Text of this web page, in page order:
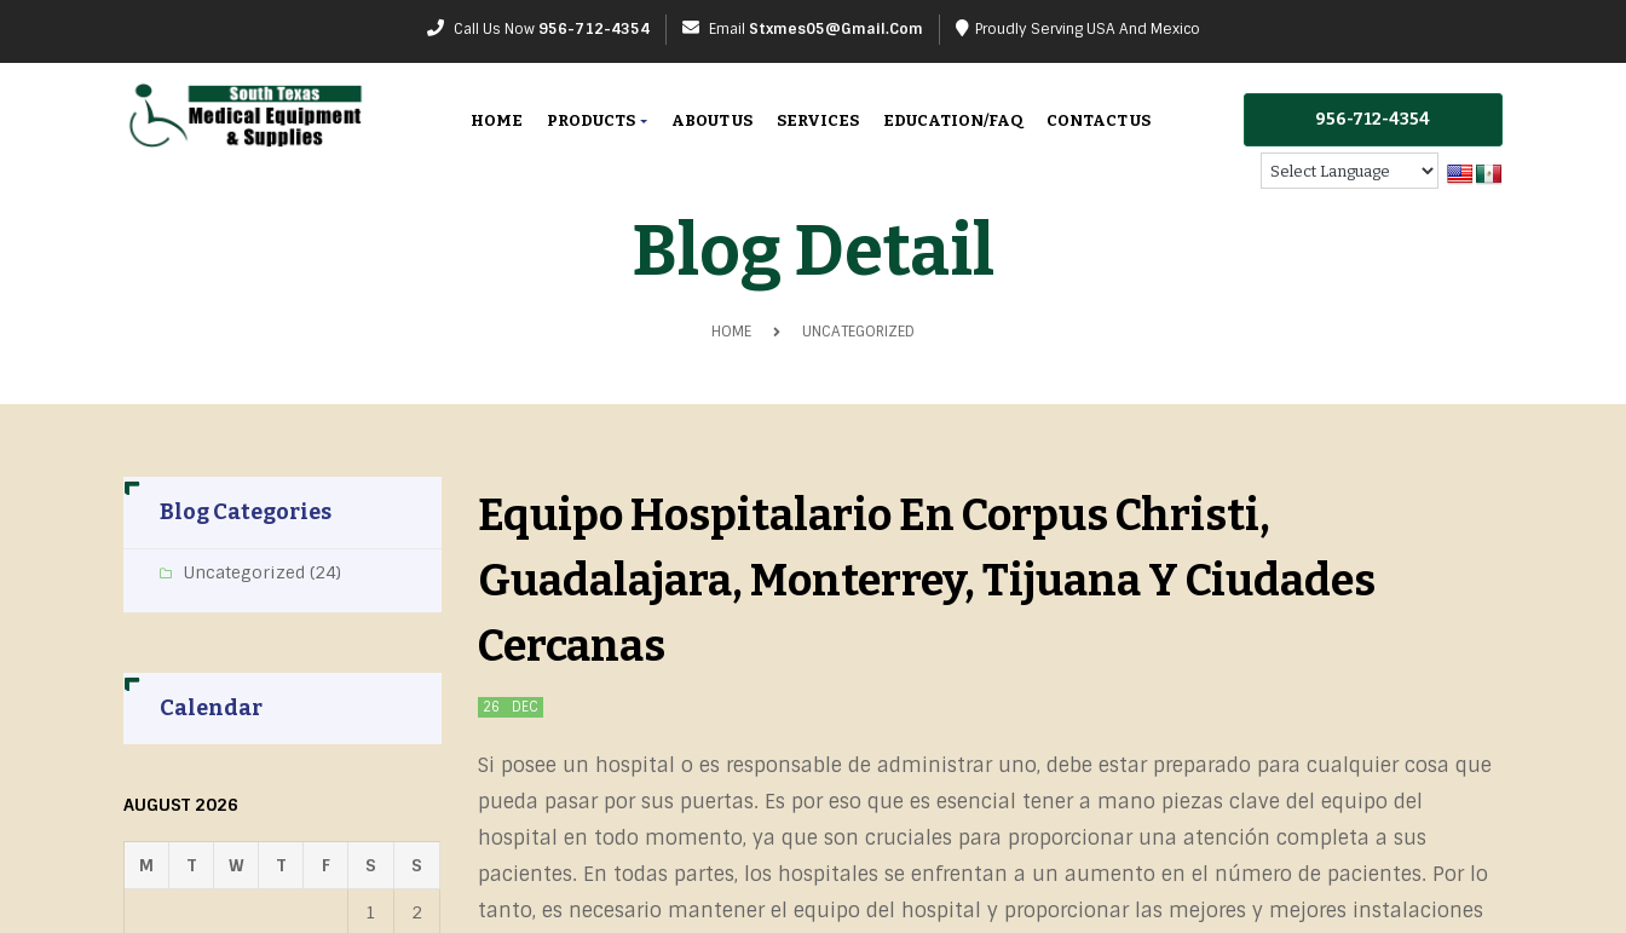
Call Us Now 956-712-4354 Email Stxmes05@gmail.com Proudly Serving USA And Mexico
HOME PRODUCTS ABOUT US SERVICES EDUCATION/FAQ CONTACT US 956-712-4354
Blog Detail
HOME UNCATEGORIZED
Blog Categories
Uncategorized (24)
Calendar
AUGUST 2026
M T W T F S S
1 2
Equipo Hospitalario En Corpus Christi,
Guadalajara, Monterrey, Tijuana Y Ciudades
Cercanas
26 DEC
Si posee un hospital o es responsable de administrar uno, debe estar preparado para cualquier cosa que
pueda pasar por sus puertas. Es por eso que es esencial tener a mano piezas clave del equipo del
hospital en todo momento, ya que son cruciales para proporcionar una atención completa a sus
pacientes. En todas partes, los hospitales se enfrentan a un aumento en el número de pacientes. Por lo
tanto, es necesario mantener el equipo del hospital y proporcionar las mejores y mejores instalaciones